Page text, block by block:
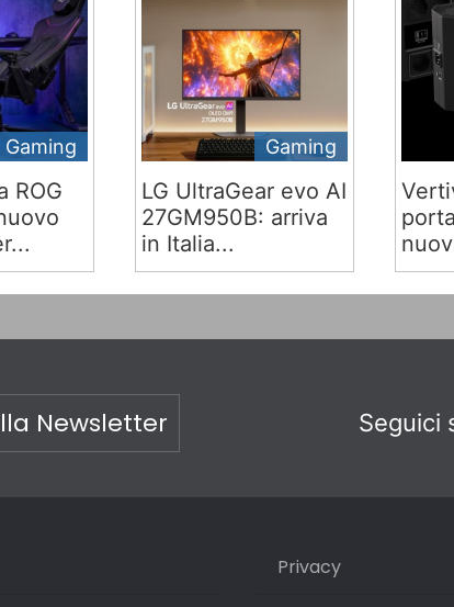
Gaming
ROG
Gaming
LG UltraGear evo AI
27GM950B: arriva
in Italia...
Newsletter Seguici
Privacy